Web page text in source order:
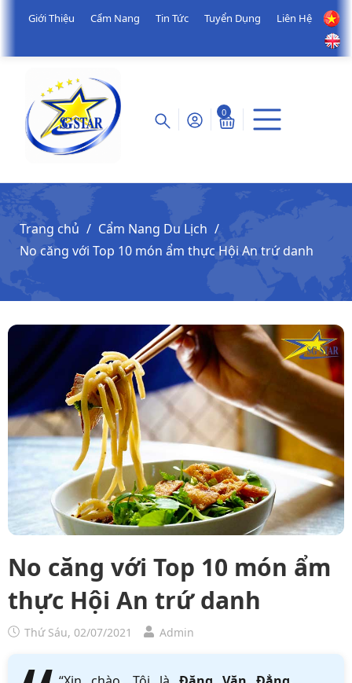
Giới Thiệu Cẩm Nang Tin Tức Tuyển Dụng Liên Hệ
0
Trang chủ
Cẩm Nang Du Lịch
No căng với Top 10 món ẩm thực Hội An trứ danh
No căng với Top 10 món ẩm
thực Hội An trứ danh
Thứ Sáu, 02/07/2021 Admin